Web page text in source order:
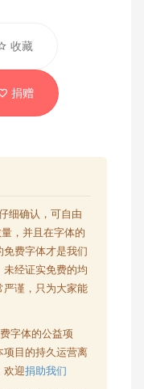
收藏
捐赠
细确认，可自由
，并且在字体的
费字体才是我们
经证实免费的均
严谨，只为大家能
字体的公益项
项目的持久运营离
欢迎捐助我们